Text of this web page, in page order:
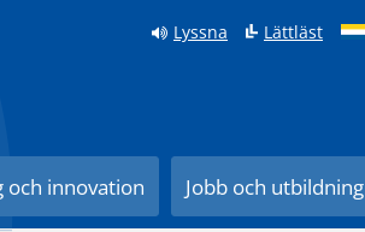
Lyssna Lättläst
och innovation Jobb och utbildning